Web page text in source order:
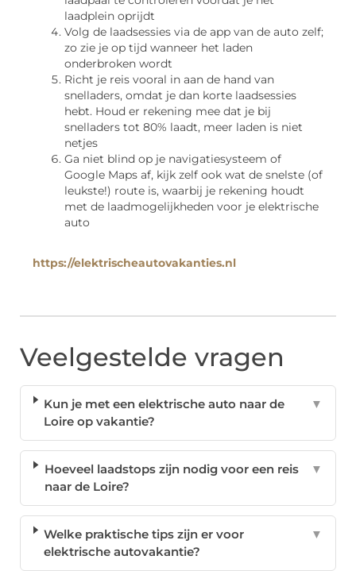
laadplein oprijdt
Volg de laadsessies via de app van de auto zelf;
zo zie je op tijd wanneer het laden
onderbroken wordt
Richt je reis vooral in aan de hand van
snelladers, omdat je dan korte laadsessies
hebt. Houd er rekening mee dat je bij
snelladers tot 80% laadt, meer laden is niet
netjes
Ga niet blind op je navigatiesysteem of
Google Maps af, kijk zelf ook wat de snelste (of
leukste!) route is, waarbij je rekening houdt
met de laadmogelijkheden voor je elektrische
auto
https://elektrischeautovakanties.nl
Veelgestelde vragen
Kun je met een elektrische auto naar de
Loire op vakantie?
▼
Hoeveel laadstops zijn nodig voor een reis
naar de Loire?
▼
Welke praktische tips zijn er voor
elektrische autovakantie?
▼